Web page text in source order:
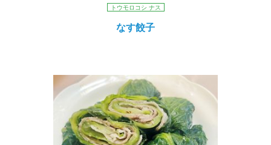
トウモロコシ ナス
なす餃子